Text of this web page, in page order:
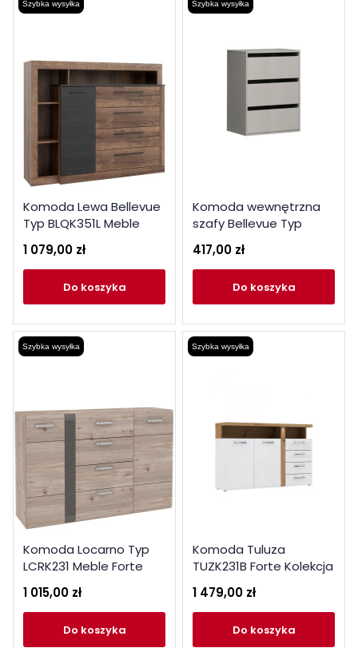
Szybka wysyłka
Komoda Lewa Bellevue
Typ BLQK351L Meble
Forte Kolekcja Bellevue
1 079,00 zł
do koszyka
Szybka wysyłka
Komoda wewnętrzna
szafy Bellevue Typ
TWTK24 Meble Forte
Kolekcja Bellevue
417,00 zł
do koszyka
Szybka wysyłka
Komoda Locarno Typ
LCRK231 Meble Forte
Kolekcja Locarno
1 015,00 zł
do koszyka
Szybka wysyłka
Komoda Tuluza
TUZK231B Forte Kolekcja
Tuluza
1 479,00 zł
do koszyka